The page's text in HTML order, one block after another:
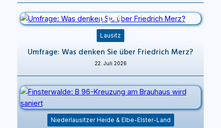
Lausitz
Umfrage: Was denken Sie über Friedrich Merz?
22. Juli 2026
Niederlausitzer Heide & Elbe-Elster-Land